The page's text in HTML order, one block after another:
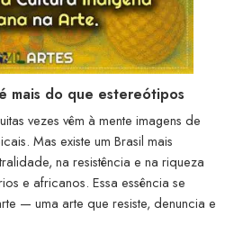
mais do que estereótipos
vezes vêm à mente imagens de
Mas existe um Brasil mais
na resistência e na riqueza
e africanos. Essa essência se
— uma arte que resiste, denuncia e